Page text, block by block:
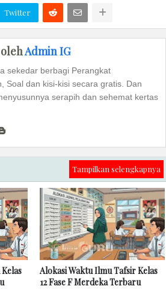
Twitter
Admin IG
sekedar berbagi Perangkat
Soal dan kisi-kisi secara gratis. Dan
serapih dan sehemat kertas
Tampilkan selengkapnya
Alokasi Waktu Ilmu Tafsir Kelas
12 Fase F Merdeka Terbaru